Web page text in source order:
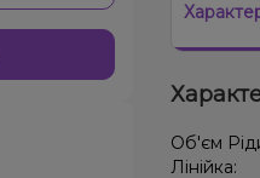
Об'єм
Лінійка: